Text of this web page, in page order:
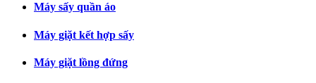
Máy sấy quần áo
Máy giặt kết hợp sấy
Máy giặt lồng đứng